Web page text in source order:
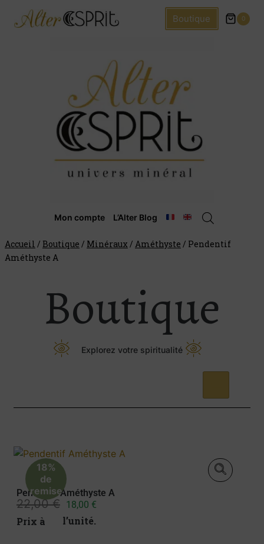
Boutique 0
Mon compte L’Alter Blog
Accueil / Boutique / Minéraux / Améthyste / Pendentif
Améthyste A
Boutique
Explorez votre spiritualité
18%
de
remise
Pendentif Améthyste A
22,00€ 18,00 €
Prix à l’unité.